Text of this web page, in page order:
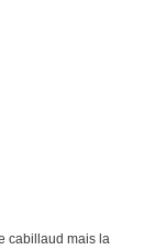
cabillaud mais la